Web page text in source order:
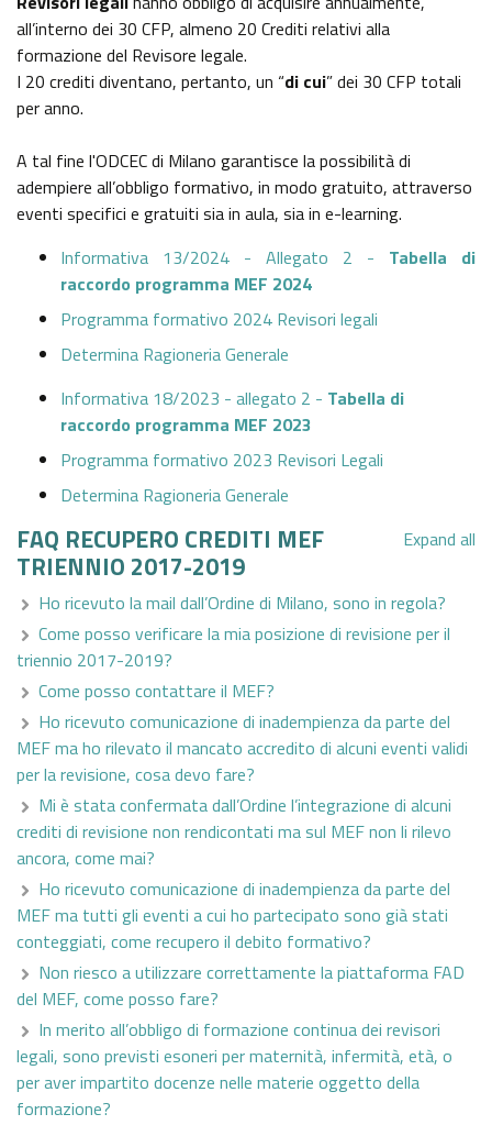
all’interno dei 30 CFP, almeno 20 Crediti relativi alla
formazione del Revisore legale.
I 20 crediti diventano, pertanto, un “di cui” dei 30 CFP totali
per anno.
A tal fine l'ODCEC di Milano garantisce la possibilità di
adempiere all’obbligo formativo, in modo gratuito, attraverso
eventi specifici e gratuiti sia in aula, sia in e-learning.
Informativa 13/2024 - Allegato 2 - Tabella di
raccordo programma MEF 2024
Programma formativo 2024 Revisori legali
Determina Ragioneria Generale
Informativa 18/2023 - allegato 2 - Tabella di
raccordo programma MEF 2023
Programma formativo 2023 Revisori Legali
Determina Ragioneria Generale
Expand all
FAQ RECUPERO CREDITI MEF
TRIENNIO 2017-2019
Ho ricevuto la mail dall’Ordine di Milano, sono in regola?
Come posso verificare la mia posizione di revisione per il
triennio 2017-2019?
Come posso contattare il MEF?
Ho ricevuto comunicazione di inadempienza da parte del
MEF ma ho rilevato il mancato accredito di alcuni eventi validi
per la revisione, cosa devo fare?
Mi è stata confermata dall’Ordine l’integrazione di alcuni
crediti di revisione non rendicontati ma sul MEF non li rilevo
ancora, come mai?
Ho ricevuto comunicazione di inadempienza da parte del
MEF ma tutti gli eventi a cui ho partecipato sono già stati
conteggiati, come recupero il debito formativo?
Non riesco a utilizzare correttamente la piattaforma FAD
del MEF, come posso fare?
In merito all’obbligo di formazione continua dei revisori
legali, sono previsti esoneri per maternità, infermità, età, o
per aver impartito docenze nelle materie oggetto della
formazione?